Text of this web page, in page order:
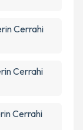
Cerrahi
Cerrahi
Cerrahi